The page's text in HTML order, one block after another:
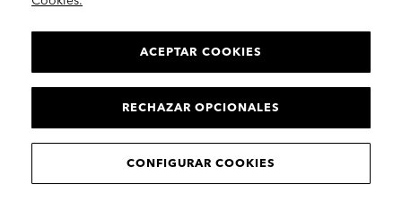
EMPRESA
INFORMACIÓN LEGAL
© 2025 Encuentro Moda. Todos los derechos reservados.
ACEPTAR COOKIES
RECHAZAR OPCIONALES
CONFIGURAR COOKIES